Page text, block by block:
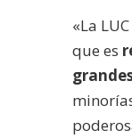
«La
que es